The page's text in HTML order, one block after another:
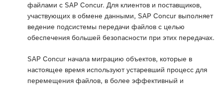
файлами с SAP Concur. Для клиентов и поставщиков,
участвующих в обмене данными, SAP Concur выполняет
ведение подсистемы передачи файлов с целью
обеспечения большей безопасности при этих передачах.
SAP Concur начала миграцию объектов, которые в
настоящее время используют устаревший процесс для
перемещения файлов, в более эффективный и